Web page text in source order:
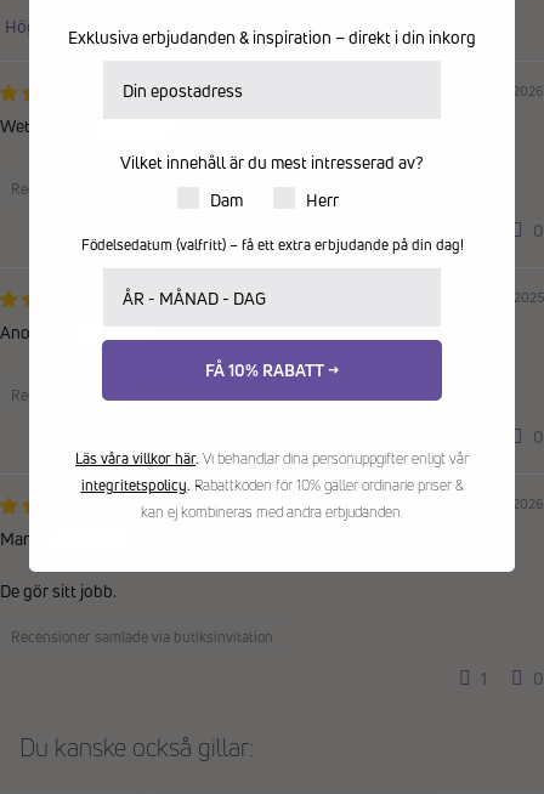
Sort by
15/04/2026
Wetterdahl
Recensioner samlade via butiksinvitation
0
21/11/2025
Anonym
Recensioner samlade via butiksinvitation
0
06/05/2026
Marie
De gör sitt jobb.
Recensioner samlade via butiksinvitation
1 0
Du kanske också gillar:
Exklusiva erbjudanden & inspiration – direkt i din inkorg
Vilket innehåll är du mest intresserad av?
Produkter för dam eller herr
Dam Herr
Födelsedatum (valfritt) – få ett extra erbjudande på din dag!
FÅ 10% RABATT →
Läs våra villkor här. Vi behandlar dina personuppgifter enligt vår
integritetspolicy. Rabattkoden för 10% gäller ordinarie priser &
kan ej kombineras med andra erbjudanden.